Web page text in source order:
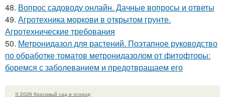
48. Вопрос садоводу онлайн. Дачные вопросы и ответы
49. Агротехника моркови в открытом грунте.
Агротехнические требования
50. Метронидазол для растений. Поэтапное руководство
по обработке томатов метронидазолом от фитофторы:
боремся с заболеванием и предотвращаем его
© 2026 Красивый сад и огород